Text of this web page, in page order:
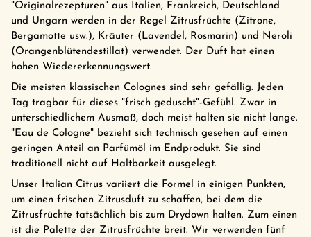
"Originalrezepturen" aus Italien, Frankreich, Deutschland
und Ungarn werden in der Regel Zitrusfrüchte (Zitrone,
Bergamotte usw.), Kräuter (Lavendel, Rosmarin) und Neroli
(Orangenblütendestillat) verwendet. Der Duft hat einen
hohen Wiedererkennungswert.
Die meisten klassischen Colognes sind sehr gefällig. Jeden
Tag tragbar für dieses "frisch geduscht"-Gefühl. Zwar in
unterschiedlichem Ausmaß, doch meist halten sie nicht lange.
"Eau de Cologne" bezieht sich technisch gesehen auf einen
geringen Anteil an Parfümöl im Endprodukt. Sie sind
traditionell nicht auf Haltbarkeit ausgelegt.
Unser Italian Citrus variiert die Formel in einigen Punkten,
um einen frischen Zitrusduft zu schaffen, bei dem die
Zitrusfrüchte tatsächlich bis zum Drydown halten. Zum einen
ist die Palette der Zitrusfrüchte breit. Wir verwenden fünf